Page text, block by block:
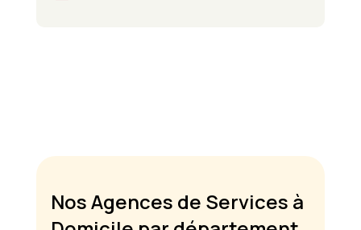
Nos Agences de Services à